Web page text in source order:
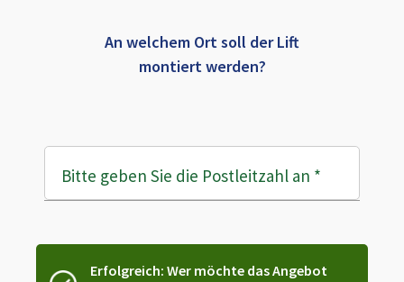
An welchem Ort soll der Lift
montiert werden?
Bitte geben Sie die Postleitzahl an *
Erfolgreich: Wer möchte das Angebot